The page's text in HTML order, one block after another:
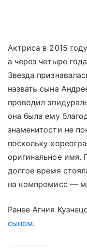
Актриса в 2015
а через четыре
Звезда
назвать сына
проводил
она была ему
знаменитости не
поскольку
оригинальное имя.
долгое время
на компромисс —
Ранее Агния
сыном.